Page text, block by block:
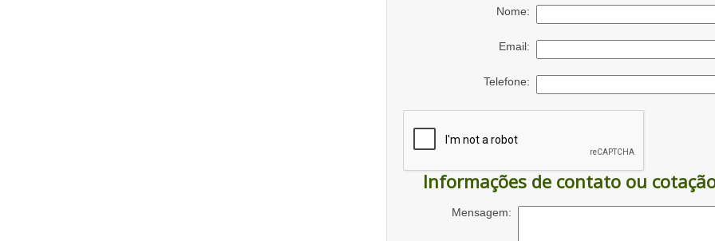
Nome:
Email:
Telefone:
Informações de contato ou
Mensagem: